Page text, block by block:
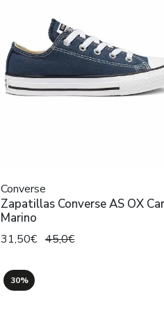
Converse
Zapatillas Converse AS OX
Marino
31,50€ 45,0€
30%